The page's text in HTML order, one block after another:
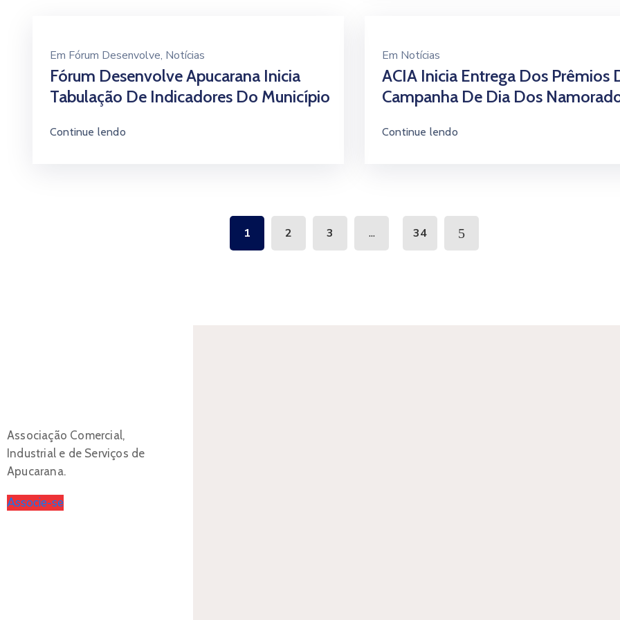
Em Fórum Desenvolve‚ Notícias
Fórum Desenvolve Apucarana Inicia
Tabulação De Indicadores Do Município
Continue lendo
Em Notícias
ACIA Inicia Entrega Dos Prêmios
Campanha De Dia Dos
Continue lendo
1 2 3 ... 34
Associação Comercial,
Industrial e de Serviços de
Apucarana.
Associe-se